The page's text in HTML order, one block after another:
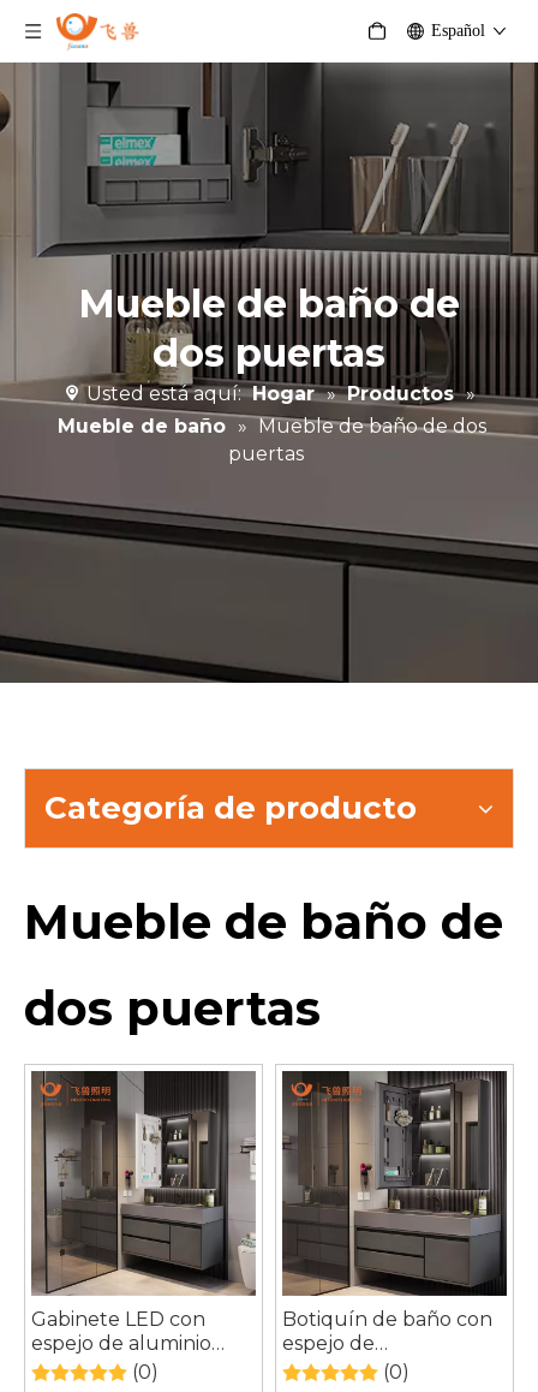
Español
Mueble de baño de
dos puertas
Usted está aquí: Hogar » Productos »
Mueble de baño » Mueble de baño de dos
puertas
Categoría de producto
Mueble de baño de
dos puertas
Gabinete LED con
espejo de aluminio
personalizado y
(0)
Botiquín de baño con
espejo de
almacenamiento libre
(0)